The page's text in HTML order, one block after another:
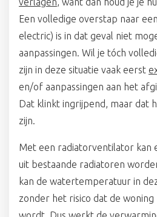
Een volledige overstap naar
electric) is in dat geval niet
aanpassingen. Wil je tóch
zijn in deze situatie vaak eerst
en/of aanpassingen aan het
Dat klinkt ingrijpend, maar dat
zijn.
Met een radiatorventilator kan
uit bestaande radiatoren
kan de watertemperatuur in
zonder het risico dat de